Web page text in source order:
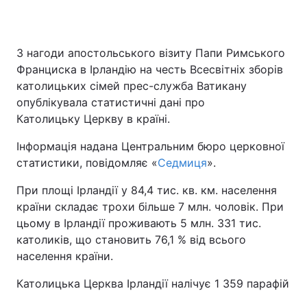
З нагоди апостольського візиту Папи Римського
Франциска в Ірландію на честь Всесвітніх зборів
католицьких сімей прес-служба Ватикану
опублікувала статистичні дані про
Католицьку Церкву в країні.
Інформація надана Центральним бюро церковної
статистики, повідомляє «Седмиця».
При площі Ірландії у 84,4 тис. кв. км. населення
країни складає трохи більше 7 млн. чоловік. При
цьому в Ірландії проживають 5 млн. 331 тис.
католиків, що становить 76,1 % від всього
населення країни.
Католицька Церква Ірландії налічує 1 359 парафій